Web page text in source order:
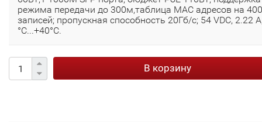
режима передачи до 300м,таблица MAC адресов на
записей; пропускная способность 20Гб/с; 54 VDC, 2.22
°C...+40°C.
В корзину